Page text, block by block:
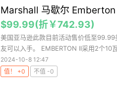
Marshall 马歇尔
$99.99(折￥742.93)
美国亚马逊此款目前活动售价低至
友可以入手。 EMBERTON II采用2个10
2024-10-8 12:47
值！ +0
不值 -0